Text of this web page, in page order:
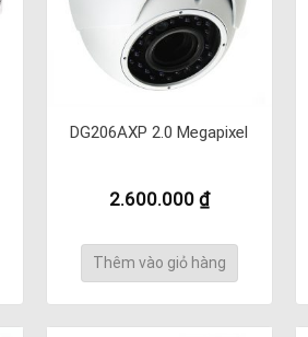
DG206AXP 2.0 Megapixel
2.600.000 ₫
Thêm vào giỏ hàng